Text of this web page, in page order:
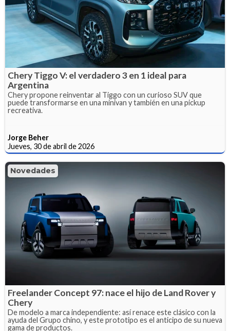
Chery Tiggo V: el verdadero 3 en 1 ideal para
Argentina
Chery propone reinventar al Tiggo con un curioso SUV que
puede transformarse en una minivan y también en una pickup
recreativa.
Jorge Beher
Jueves, 30 de abril de 2026
Novedades
Freelander Concept 97: nace el hijo de Land Rover y
Chery
De modelo a marca independiente: así renace este clásico con la
ayuda del Grupo chino, y este prototipo es el anticipo de su nueva
gama de productos.